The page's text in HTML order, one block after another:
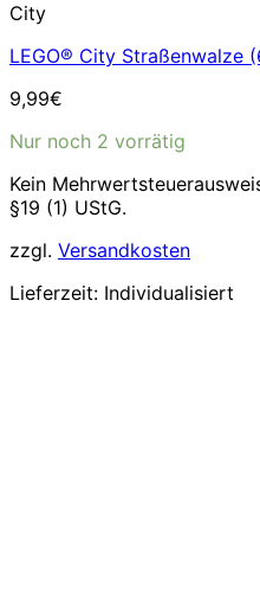
City
LEGO® City Straßenwalze
9,99€
Nur noch 2 vorrätig
Kein
§19 (1) UStG.
zzgl. Versandkosten
Lieferzeit: Individualisiert